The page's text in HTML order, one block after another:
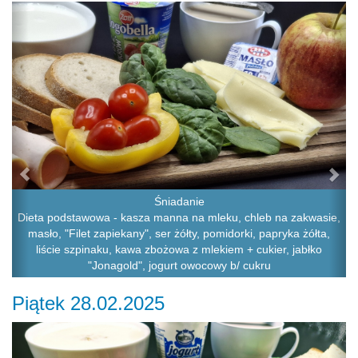
Śniadanie
Dieta podstawowa - kasza manna na mleku, chleb na zakwasie,
masło, "Filet zapiekany", ser żółty, pomidorki, papryka żółta,
liście szpinaku, kawa zbożowa z mlekiem + cukier, jabłko
"Jonagold", jogurt owocowy b/ cukru
Previous
Piątek 28.02.2025
Previous